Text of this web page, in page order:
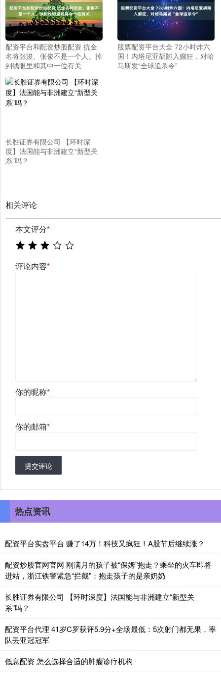
配资平台和配资炒股配资 抗金
名将张浚、张俊不是一个人。掉
到钱眼里和其中一位有关
股票配资平台大全 72小时炸六
国！内塔尼亚胡陷入癫狂，对哈
马斯发“全球追杀令”
长胜证券有限公司 【环时深
度】法国能与非洲建立“新型关
系”吗？
相关评论
本文评分*
评论内容*
你的昵称*
你的邮箱*
提交评论
热点资讯
配资平台实盘平台 赚了14万！科技又疯狂！A股节后继续涨？
配资炒股官网官网 刚满月的孩子被“保姆”抱走？乘坐的火车即将
进站，浙江铁警紧急“拦截”：抱走孩子的是亲奶奶
长胜证券有限公司 【环时深度】法国能与非洲建立“新型关
系”吗？
配资平台代理 41岁C罗获评5.9分+全场最低：5次射门都无果，率
队丢亚冠冠军
低息配资 怎么选择合适的肿瘤诊疗机构